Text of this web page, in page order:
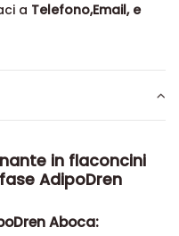
a Telefono,Email, e
in flaconcini
AdipoDren
Aboca: